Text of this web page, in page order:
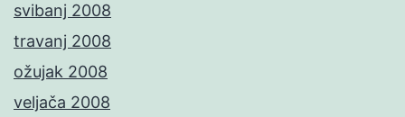
svibanj 2008
travanj 2008
ožujak 2008
veljača 2008